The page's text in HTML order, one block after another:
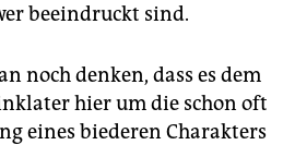
beeindruckt sind.
noch denken, dass es dem
hier um die schon oft
eines biederen Charakters